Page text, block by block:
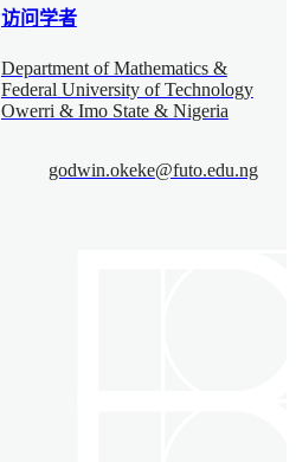
访问学者
Department of Mathematics &
Federal University of Technology
Owerri & Imo State & Nigeria
godwin.okeke@futo.edu.ng